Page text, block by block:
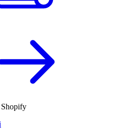
Shopify